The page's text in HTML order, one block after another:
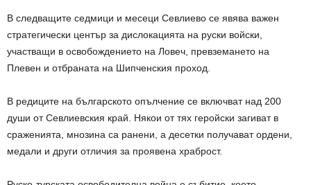
В следващите седмици и месеци Севлиево се явява важен
стратегически център за дислокацията на руски войски,
участващи в освобождението на Ловеч, превземането на
Плевен и отбраната на Шипченския проход.
В редиците на българското опълчение се включват над 200
души от Севлиевския край. Някои от тях геройски загиват в
сраженията, мнозина са ранени, а десетки получават ордени,
медали и други отличия за проявена храброст.